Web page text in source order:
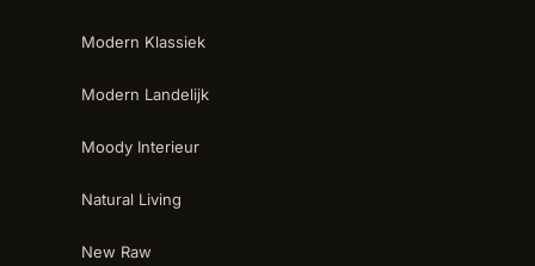
Modern Klassiek
Modern Landelijk
Moody Interieur
Natural Living
New Raw